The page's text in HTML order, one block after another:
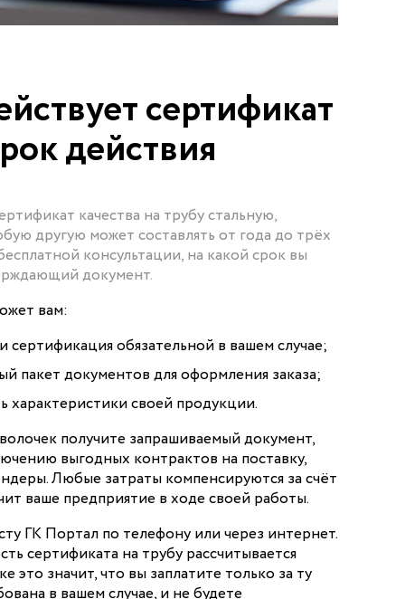
сертификат
действия
качества на трубу стальную,
другую может составлять от года до трёх
консультации, на какой срок вы
документ.
вам:
сертификация обязательной в вашем случае;
пакет документов для оформления заказа;
характеристики своей продукции.
получите запрашиваемый документ,
выгодных контрактов на поставку,
Любые затраты компенсируются за счёт
ваше предприятие в ходе своей работы.
ГК Портал по телефону или через интернет.
сертификата на трубу рассчитывается
это значит, что вы заплатите только за ту
в вашем случае, и не будете